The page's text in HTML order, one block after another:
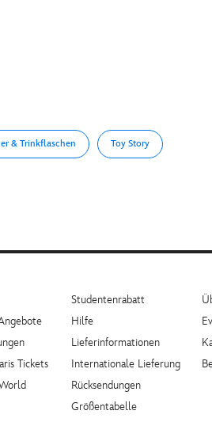
& Trinkflaschen Toy Story
Tickets
Studentenrabatt
Hilfe
Lieferinformationen
Internationale Lieferung
Rücksendungen
Größentabelle